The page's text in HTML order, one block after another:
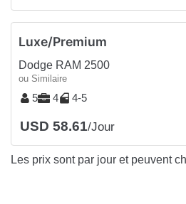
Luxe/Premium
Dodge RAM 2500
ou Similaire
5 4 4-5
USD 58.61/Jour
Les prix sont par jour et peuvent